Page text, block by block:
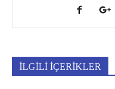
İLGİLİ İÇERİKLER